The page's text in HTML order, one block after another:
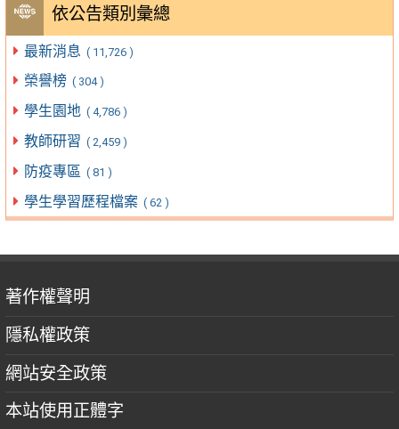
依公告類別彙總
最新消息 ( 11,726 )
榮譽榜 ( 304 )
學生園地 ( 4,786 )
教師研習 ( 2,459 )
防疫專區 ( 81 )
學生學習歷程檔案 ( 62 )
著作權聲明
隱私權政策
網站安全政策
本站使用正體字